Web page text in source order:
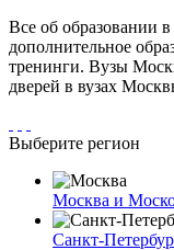
Все об образовании
дополнительное
тренинги. Вузы
дверей в вузах
Выберите регион
Москва и
Санкт-